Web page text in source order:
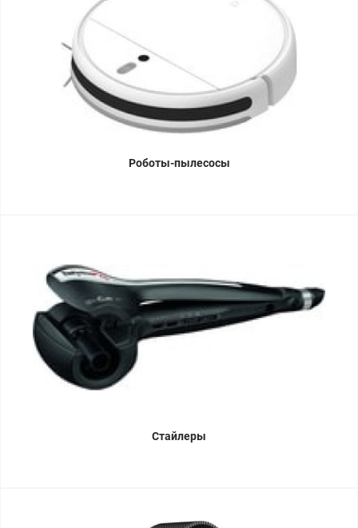
Роботы-пылесосы
Стайлеры